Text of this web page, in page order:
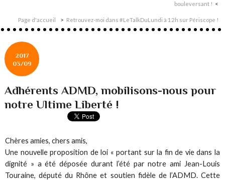
bouleversant !
Page d'accueil Retrouvez-moi dans #LeTalkDuLundi à 12h sur Périscope !
2017
03/09
Adhérents ADMD, mobilisons-nous pour
notre Ultime Liberté !
Chères amies, chers amis,
Une nouvelle proposition de loi « portant sur la fin de vie dans la
dignité » a été déposée durant l’été par notre ami Jean-Louis
Touraine, député du Rhône et soutien fidèle de l’ADMD. Cette